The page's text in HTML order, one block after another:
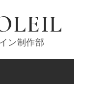
ン制作部